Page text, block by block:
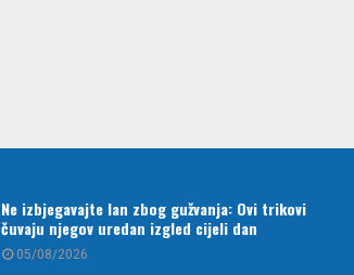
Ne izbjegavajte lan zbog gužvanja: Ovi trikovi
čuvaju njegov uredan izgled cijeli dan
05/08/2026